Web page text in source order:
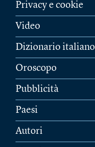
Privacy e cookie
Video
Dizionario italiano
Oroscopo
Pubblicità
Paesi
Autori